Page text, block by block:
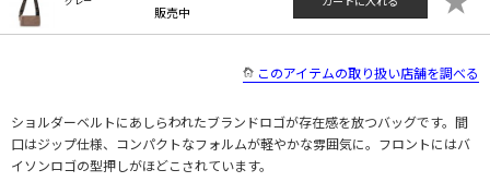
販売中
このアイテムの取り扱い店舗を調べる
ショルダーベルトにあしらわれたブランドロゴが存在感を放つバッグです。間
口はジップ仕様、コンパクトなフォルムが軽やかな雰囲気に。フロントにはバ
イソンロゴの型押しがほどこされています。